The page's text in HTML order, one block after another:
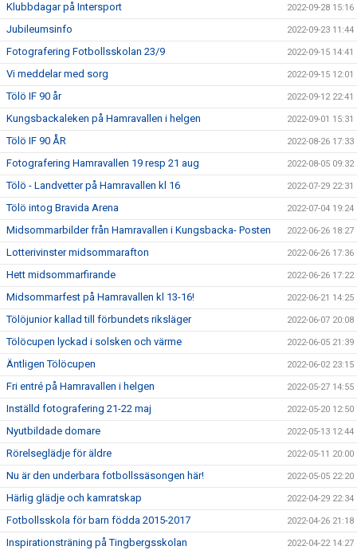
Klubbdagar på Intersport 2022-09-28 15:16
Jubileumsinfo 2022-09-23 11:44
Fotografering Fotbollsskolan 23/9 2022-09-15 14:41
Vi meddelar med sorg 2022-09-15 12:01
Tölö IF 90 år 2022-09-12 22:41
Kungsbackaleken på Hamravallen i helgen 2022-09-01 15:31
Tölö IF 90 ÅR 2022-08-26 17:33
Fotografering Hamravallen 19 resp 21 aug 2022-08-05 09:32
Tölö - Landvetter på Hamravallen kl 16 2022-07-29 22:31
Tölö intog Bravida Arena 2022-07-04 19:24
Midsommarbilder från Hamravallen i Kungsbacka- Posten 2022-06-26 18:27
Lotterivinster midsommarafton 2022-06-26 17:36
Hett midsommarfirande 2022-06-26 17:22
Midsommarfest på Hamravallen kl 13-16! 2022-06-21 14:25
Tölöjunior kallad till förbundets riksläger 2022-06-07 20:08
Tölöcupen lyckad i solsken och värme 2022-06-05 21:39
Äntligen Tölöcupen 2022-06-02 23:15
Fri entré på Hamravallen i helgen 2022-05-27 14:55
Inställd fotografering 21-22 maj 2022-05-20 12:50
Nyutbildade domare 2022-05-13 12:44
Rörelseglädje för äldre 2022-05-11 20:00
Nu är den underbara fotbollssäsongen här! 2022-05-05 22:20
Härlig glädje och kamratskap 2022-04-29 22:34
Fotbollsskola för barn födda 2015-2017 2022-04-26 21:18
Inspirationsträning på Tingbergsskolan 2022-04-22 14:27